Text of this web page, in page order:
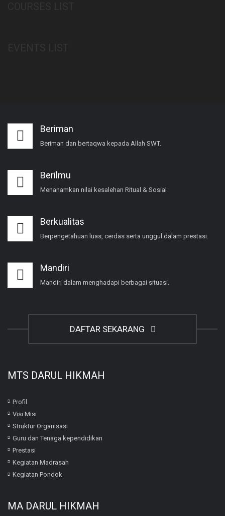
Beriman
Beriman dan bertaqwa kepada Allah SWT.
Berilmu
Menanamkan nilai kesalehan Ritual & Sosial
Berkualitas
Berpengetahuan luas, cerdas serta unggul dalam prestasi.
Mandiri
Mandiri dalam menghadapi berbagai situasi.
DAFTAR SEKARANG
MTS DARUL HIKMAH
Profil
Visi Misi
Struktur Organisasi
Guru dan Tenaga kependidikan
Prestasi
Kegiatan Madrasah
Kegiatan Pondok
MA DARUL HIKMAH